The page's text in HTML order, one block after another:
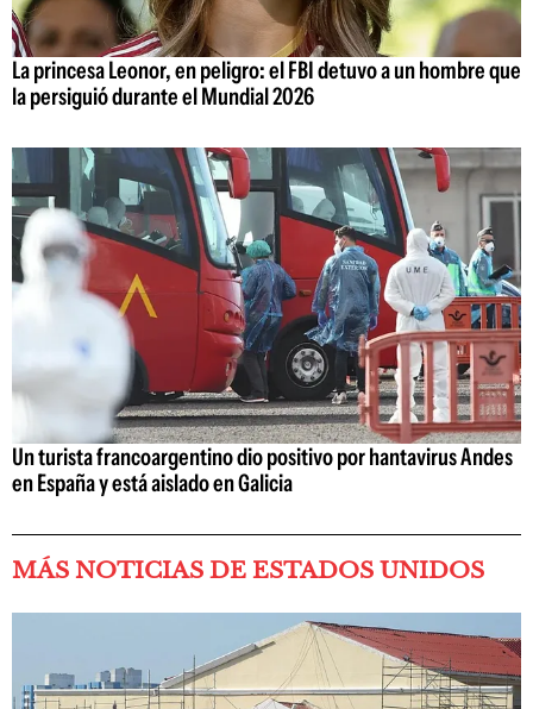
La princesa Leonor, en peligro: el FBI detuvo a un hombre que
la persiguió durante el Mundial 2026
Un turista francoargentino dio positivo por hantavirus Andes
en España y está aislado en Galicia
MÁS NOTICIAS DE ESTADOS UNIDOS